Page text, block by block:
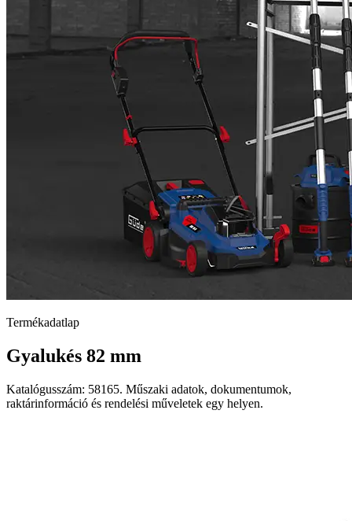
Termékadatlap
Gyalukés 82 mm
Katalógusszám: 58165. Műszaki adatok, dokumentumok,
raktárinformáció és rendelési műveletek egy helyen.